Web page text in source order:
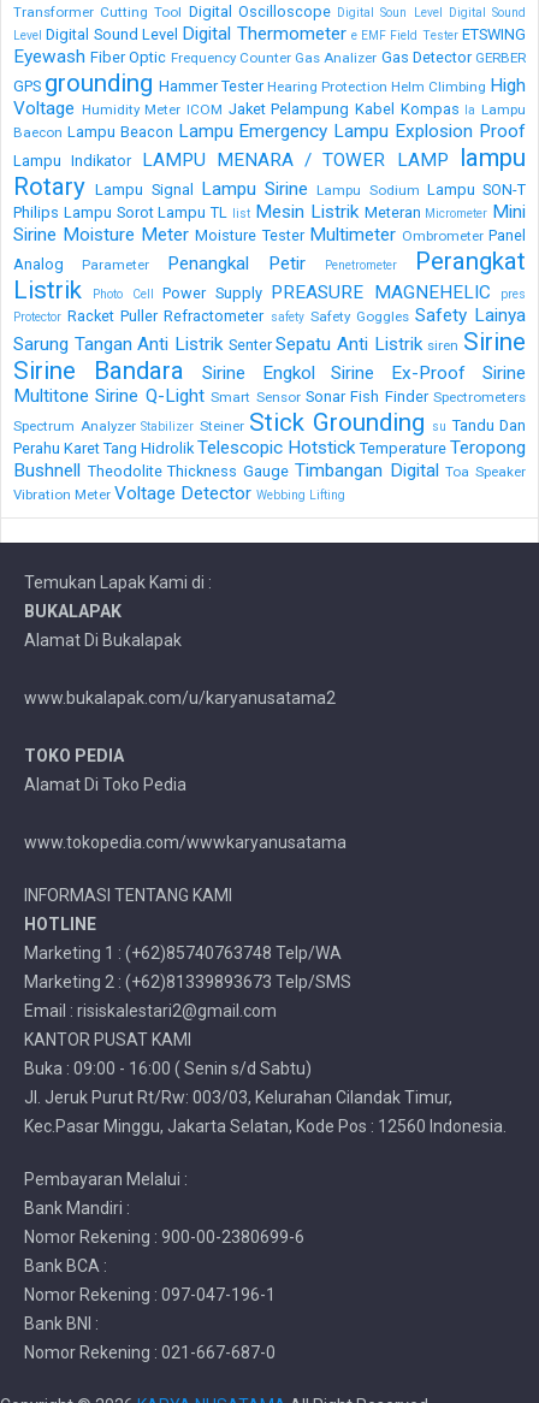
Transformer Cutting Tool Digital Oscilloscope Digital Soun Level Digital Sound
Level Digital Sound Level Digital Thermometer e EMF Field Tester ETSWING
Eyewash Fiber Optic Frequency Counter Gas Analizer Gas Detector GERBER
GPS grounding Hammer Tester Hearing Protection Helm Climbing High
Voltage Humidity Meter ICOM Jaket Pelampung Kabel Kompas la Lampu
Baecon Lampu Beacon Lampu Emergency Lampu Explosion Proof
Lampu Indikator LAMPU MENARA / TOWER LAMP
lampu
Rotary Lampu Signal Lampu Sirine Lampu Sodium Lampu SON-T
Philips Lampu Sorot Lampu TL list Mesin Listrik Meteran Micrometer Mini
Sirine Moisture Meter Moisture Tester Multimeter Ombrometer Panel
Analog
Parameter Penangkal Petir Penetrometer
Perangkat
Listrik
Photo Cell Power Supply PREASURE MAGNEHELIC
pres
Protector Racket Puller Refractometer safety Safety Goggles Safety Lainya
Sarung Tangan Anti Listrik Senter Sepatu Anti Listrik siren Sirine
Sirine Bandara
Sirine Engkol Sirine Ex-Proof
Sirine
Multitone Sirine Q-Light Smart Sensor Sonar Fish Finder Spectrometers
Spectrum Analyzer Stabilizer Steiner Stick Grounding su Tandu Dan
Perahu Karet Tang Hidrolik Telescopic Hotstick Temperature Teropong
Bushnell Theodolite Thickness Gauge Timbangan Digital Toa Speaker
Vibration Meter Voltage Detector Webbing Lifting
Temukan Lapak Kami di :
BUKALAPAK
Alamat Di Bukalapak
www.bukalapak.com/u/karyanusatama2
TOKO PEDIA
Alamat Di Toko Pedia
www.tokopedia.com/wwwkaryanusatama
INFORMASI TENTANG KAMI
HOTLINE
Marketing 1 : (+62)85740763748 Telp/WA
Marketing 2 : (+62)81339893673 Telp/SMS
Email : risiskalestari2@gmail.com
KANTOR PUSAT KAMI
Buka : 09:00 - 16:00 ( Senin s/d Sabtu)
Jl. Jeruk Purut Rt/Rw: 003/03, Kelurahan Cilandak Timur,
Kec.Pasar Minggu, Jakarta Selatan, Kode Pos : 12560 Indonesia.
Pembayaran Melalui :
Bank Mandiri :
Nomor Rekening : 900-00-2380699-6
Bank BCA :
Nomor Rekening : 097-047-196-1
Bank BNI :
Nomor Rekening : 021-667-687-0